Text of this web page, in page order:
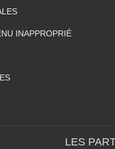
INAPPROPRIÉ
LES